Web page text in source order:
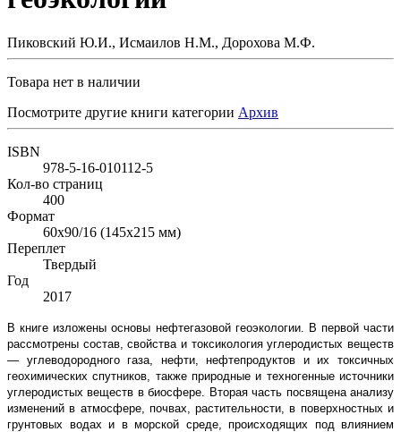
Пиковский Ю.И., Исмаилов Н.М., Дорохова М.Ф.
Товара нет в наличии
Посмотрите другие книги категории Архив
ISBN
978-5-16-010112-5
Кол-во страниц
400
Формат
60x90/16 (145x215 мм)
Переплет
Твердый
Год
2017
В книге изложены основы нефтегазовой геоэкологии. В первой части
рассмотрены состав, свойства и токсикология углеродистых веществ
— углеводородного газа, нефти, нефтепродуктов и их токсичных
геохимических спутников, также природные и техногенные источники
углеродистых веществ в биосфере. Вторая часть посвящена анализу
изменений в атмосфере, почвах, растительности, в поверхностных и
грунтовых водах и в морской среде, происходящих под влиянием